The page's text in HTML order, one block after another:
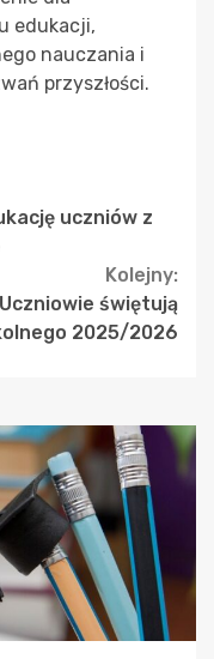
edukacji,
nauczania i
przyszłości.
uczniów z
Kolejny:
świętują
2025/2026